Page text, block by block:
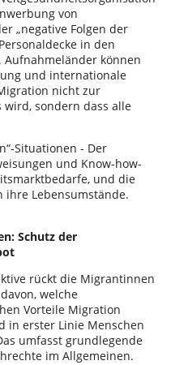
von
„negative Folgen der
in den
können
und internationale
nicht zur
wird, sondern dass alle
Situationen - Der
und Know-how-
und die
Lebensumstände.
Schutz der
rückt die Migrantinnen
welche
Vorteile Migration
in erster Linie Menschen
umfasst grundlegende
im Allgemeinen.